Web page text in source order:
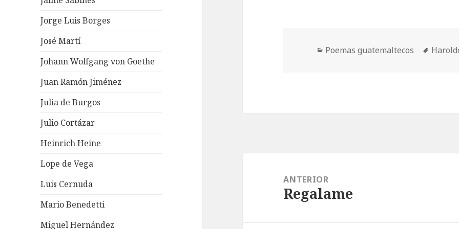
Jorge Luis Borges
José Martí
Johann Wolfgang von Goethe
Juan Ramón Jiménez
Julia de Burgos
Julio Cortázar
Heinrich Heine
Lope de Vega
Luis Cernuda
Mario Benedetti
Miguel Hernández
Categorías
Poemas guatemaltecos
entradas
ANTERIOR
Entrada
Regalame